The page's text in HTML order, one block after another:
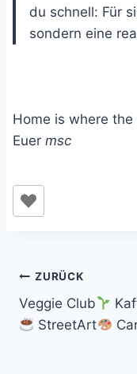
du schnell: Für
sondern eine
Home is where the
Euer msc
ZURÜCK
Veggie Club
StreetArt